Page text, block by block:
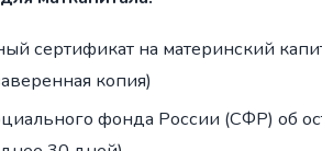
сертификат на материнский
копия)
фонда России (СФР) об